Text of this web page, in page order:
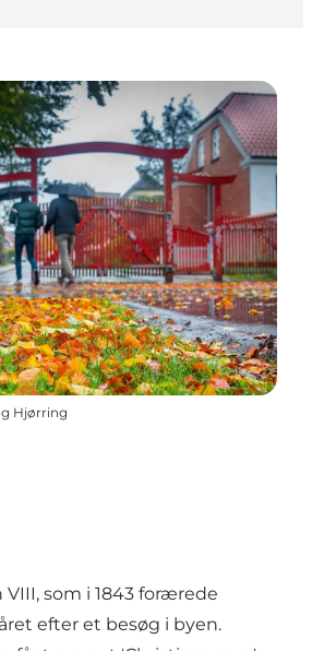
Hjørring
VIII, som i 1843 forærede
efter et besøg i byen.